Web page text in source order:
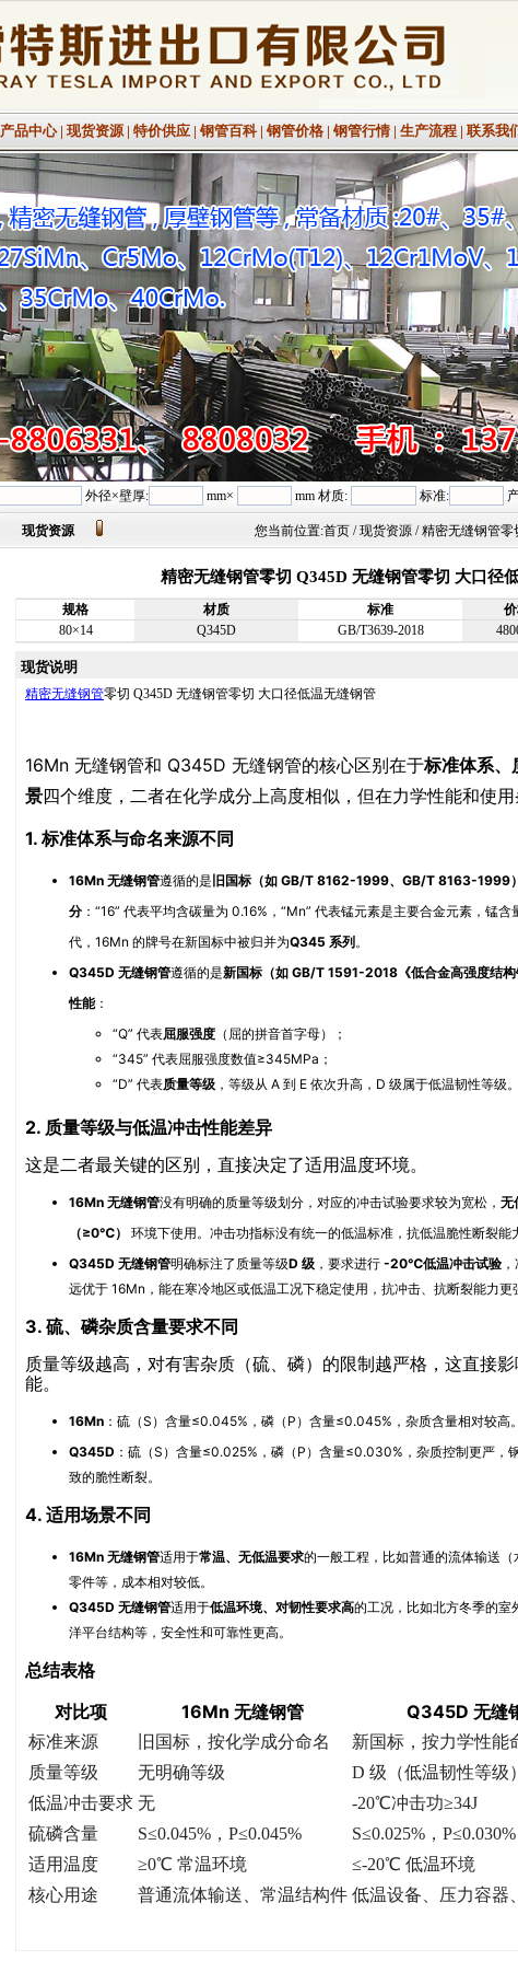
产品中心| 现货资源 | 特价供应 | 钢管百科| 钢管价格| 钢管行情| 生产流程 | 联系我
外径×壁厚: mm× mm 材质: 标准:
现货资源 您当前位置:首页 / 现货资源 / 精密无缝钢管
精密无缝钢管零切 Q345D 无缝钢管零切 大口径
规格 材质 标准
80×14
Q345D GB/T3639-2018
现货说明
精密无缝钢管零切 Q345D 无缝钢管零切 大口径低温无缝钢管
16Mn 无缝钢管和 Q345D 无缝钢管的核心区别在于标准体系、
景四个维度，二者在化学成分上高度相似，但在力学性能和使用
1. 标准体系与命名来源不同
16Mn 无缝钢管遵循的是 旧国标（如 GB/T 8162-1999、GB/T 8163-1999）
分 ：“16” 代表平均含碳量为 0.16%，“Mn” 代表锰元素是主要合金元素，锰
代，16Mn 的牌号在新国标中被归并为Q345 系列 。
Q345D 无缝钢管遵循的是新国标（如 GB/T 1591-2018《低合金高强度结构
性能：
“Q” 代表屈服强度 （屈的拼音首字母）；
“345” 代表屈服强度数值≥345MPa；
“D” 代表质量等级 ，等级从 A 到 E 依次升高，D 级属于低温韧性等级。
2. 质量等级与低温冲击性能差异
这是二者最关键的区别，直接决定了适用温度环境。
16Mn 无缝钢管没有明确的质量等级划分，对应的冲击试验要求较为宽松， 无
（≥0℃）
环境下使用。冲击功指标没有统一的低温标准，抗低温脆性断裂能
Q345D 无缝钢管明确标注了质量等级D 级 ，要求进行 -20℃低温冲击试验，
远优于 16Mn，能在寒冷地区或低温工况下稳定使用，抗冲击、抗断裂能力更
3. 硫、磷杂质含量要求不同
质量等级越高，对有害杂质（硫、磷）的限制越严格，这直接
能。
16Mn ：硫（S）含量≤0.045%，磷（P）含量≤0.045%，杂质含量相对较高。
Q345D ：硫（S）含量≤0.025%，磷（P）含量≤0.030%，杂质控制更严，
致的脆性断裂。
4. 适用场景不同
16Mn 无缝钢管适用于常温、无低温要求的一般工程，比如普通的流体输送
零件等，成本相对较低。
Q345D 无缝钢管适用于低温环境、对韧性要求高的工况，比如北方冬季的室
洋平台结构等，安全性和可靠性更高。
总结表格
对比项
16Mn 无缝钢管 Q345D 无缝
标准来源 旧国标，按化学成分命名
新国标，按力学性能
质量等级
无明确等级
D 级（低温韧性等级）
低温冲击要求 无
-20℃冲击功≥34J
硫磷含量
S≤0.045%，P≤0.045%
S≤0.025%，P≤0.030%
适用温度
≥0℃ 常温环境
≤-20℃ 低温环境
核心用途
普通流体输送、常温结构件 低温设备、压力容器